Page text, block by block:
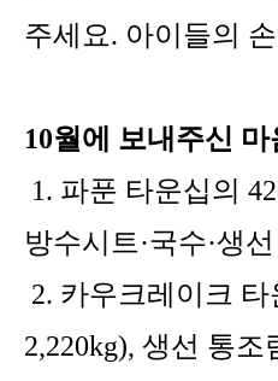
주세요. 아이들의
10월에 보내주신
1. 파푼 타운십의
방수시트·국수·생
2. 카우크레이크
2,220kg), 생선 통조